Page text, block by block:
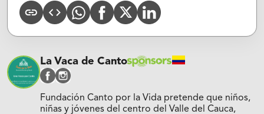
COPY
URL
CODE
Whatsapp
FACEBOOK
X
(Twitter)
Linkedin
La Vaca de Canto
facebook
instagram
Fundación Canto por la Vida pretende que niños,
niñas y jóvenes del centro del Valle del Cauca,